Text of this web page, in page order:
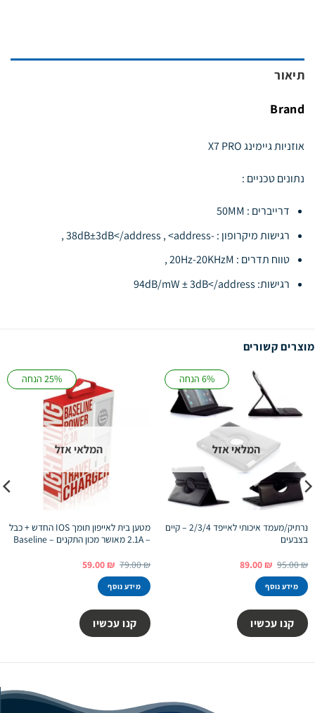
תיאור
Brand
אוזניות גיימינג X7 PRO
נתונים טכניים :
דרייברים : 50MM
רגישות מיקרופון : -38dB±3dB</address , <address ,
טווח תדרים : 20Hz-20KHzM ,
רגישות: 94dB/mW ± 3dB</address
מוצרים קשורים
6% הנחה
המלאי אזל
נרתיק/מעמד איכותי לאייפד 2/3/4 – קיים
בצבעים
95.00₪ המחיר
היה:
95.00 ₪.
89.00₪ המחיר
מידע נוסף
קנו עכשיו
25% הנחה
המלאי אזל
מטען בית לאייפון תומך IOS החדש + כבל
– 2.1A מאושר מכון התקנים – Baseline
79.00₪ המחיר
היה:
79.00 ₪.
59.00₪ המחיר
מידע נוסף
קנו עכשיו